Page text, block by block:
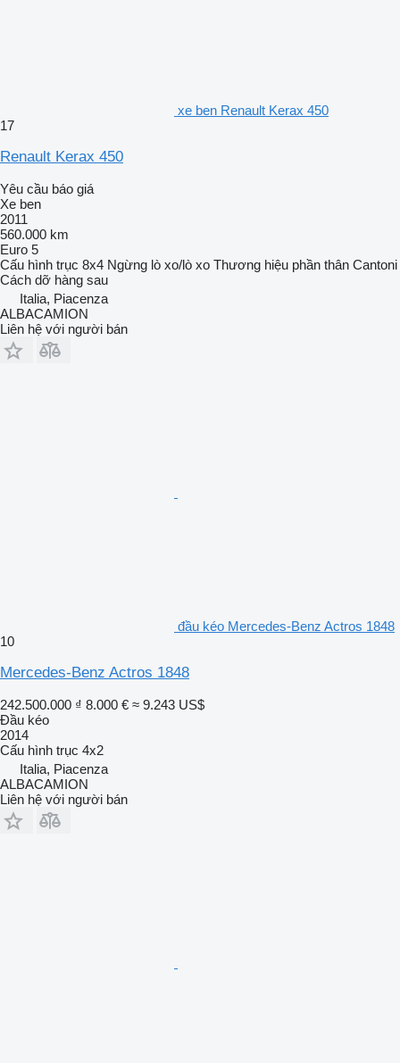
xe ben Renault Kerax 450
17
Renault Kerax 450
Yêu cầu báo giá
Xe ben
2011
560.000 km
Euro 5
Cấu hình trục 8x4 Ngừng lò xo/lò xo Thương hiệu phần thân Cantoni
Cách dỡ hàng sau
Italia, Piacenza
ALBACAMION
Liên hệ với người bán
đầu kéo Mercedes-Benz Actros 1848
10
Mercedes-Benz Actros 1848
242.500.000 ₫ 8.000 € ≈ 9.243 US$
Đầu kéo
2014
Cấu hình trục 4x2
Italia, Piacenza
ALBACAMION
Liên hệ với người bán